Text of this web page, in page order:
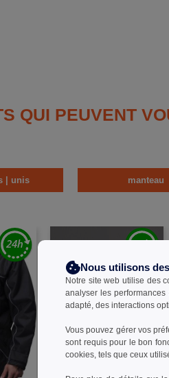
QUI PEUVENT
| unis manteau
Nous utilisons
Notre site web utilise des
analyser les
adapté, des interactions
Vous pouvez gérer vos
sont requis pour le bon
cookies, tels que ceux